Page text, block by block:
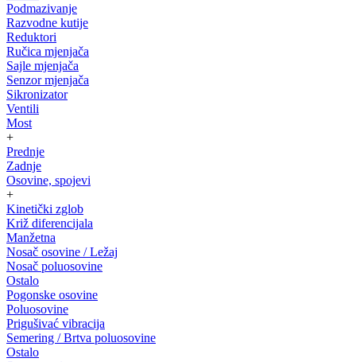
Podmazivanje
Razvodne kutije
Reduktori
Ručica mjenjača
Sajle mjenjača
Senzor mjenjača
Sikronizator
Ventili
Most
+
Prednje
Zadnje
Osovine, spojevi
+
Kinetički zglob
Križ diferencijala
Manžetna
Nosač osovine / Ležaj
Nosač poluosovine
Ostalo
Pogonske osovine
Poluosovine
Prigušivać vibracija
Semering / Brtva poluosovine
Ostalo